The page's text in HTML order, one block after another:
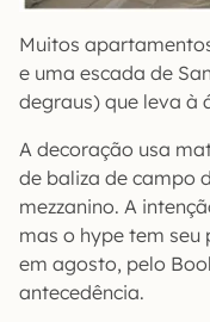
Muitos
e uma escada de
degraus) que leva à
A decoração usa
de baliza de campo
mezzanino. A
mas o hype tem seu
em agosto, pelo
antecedência.